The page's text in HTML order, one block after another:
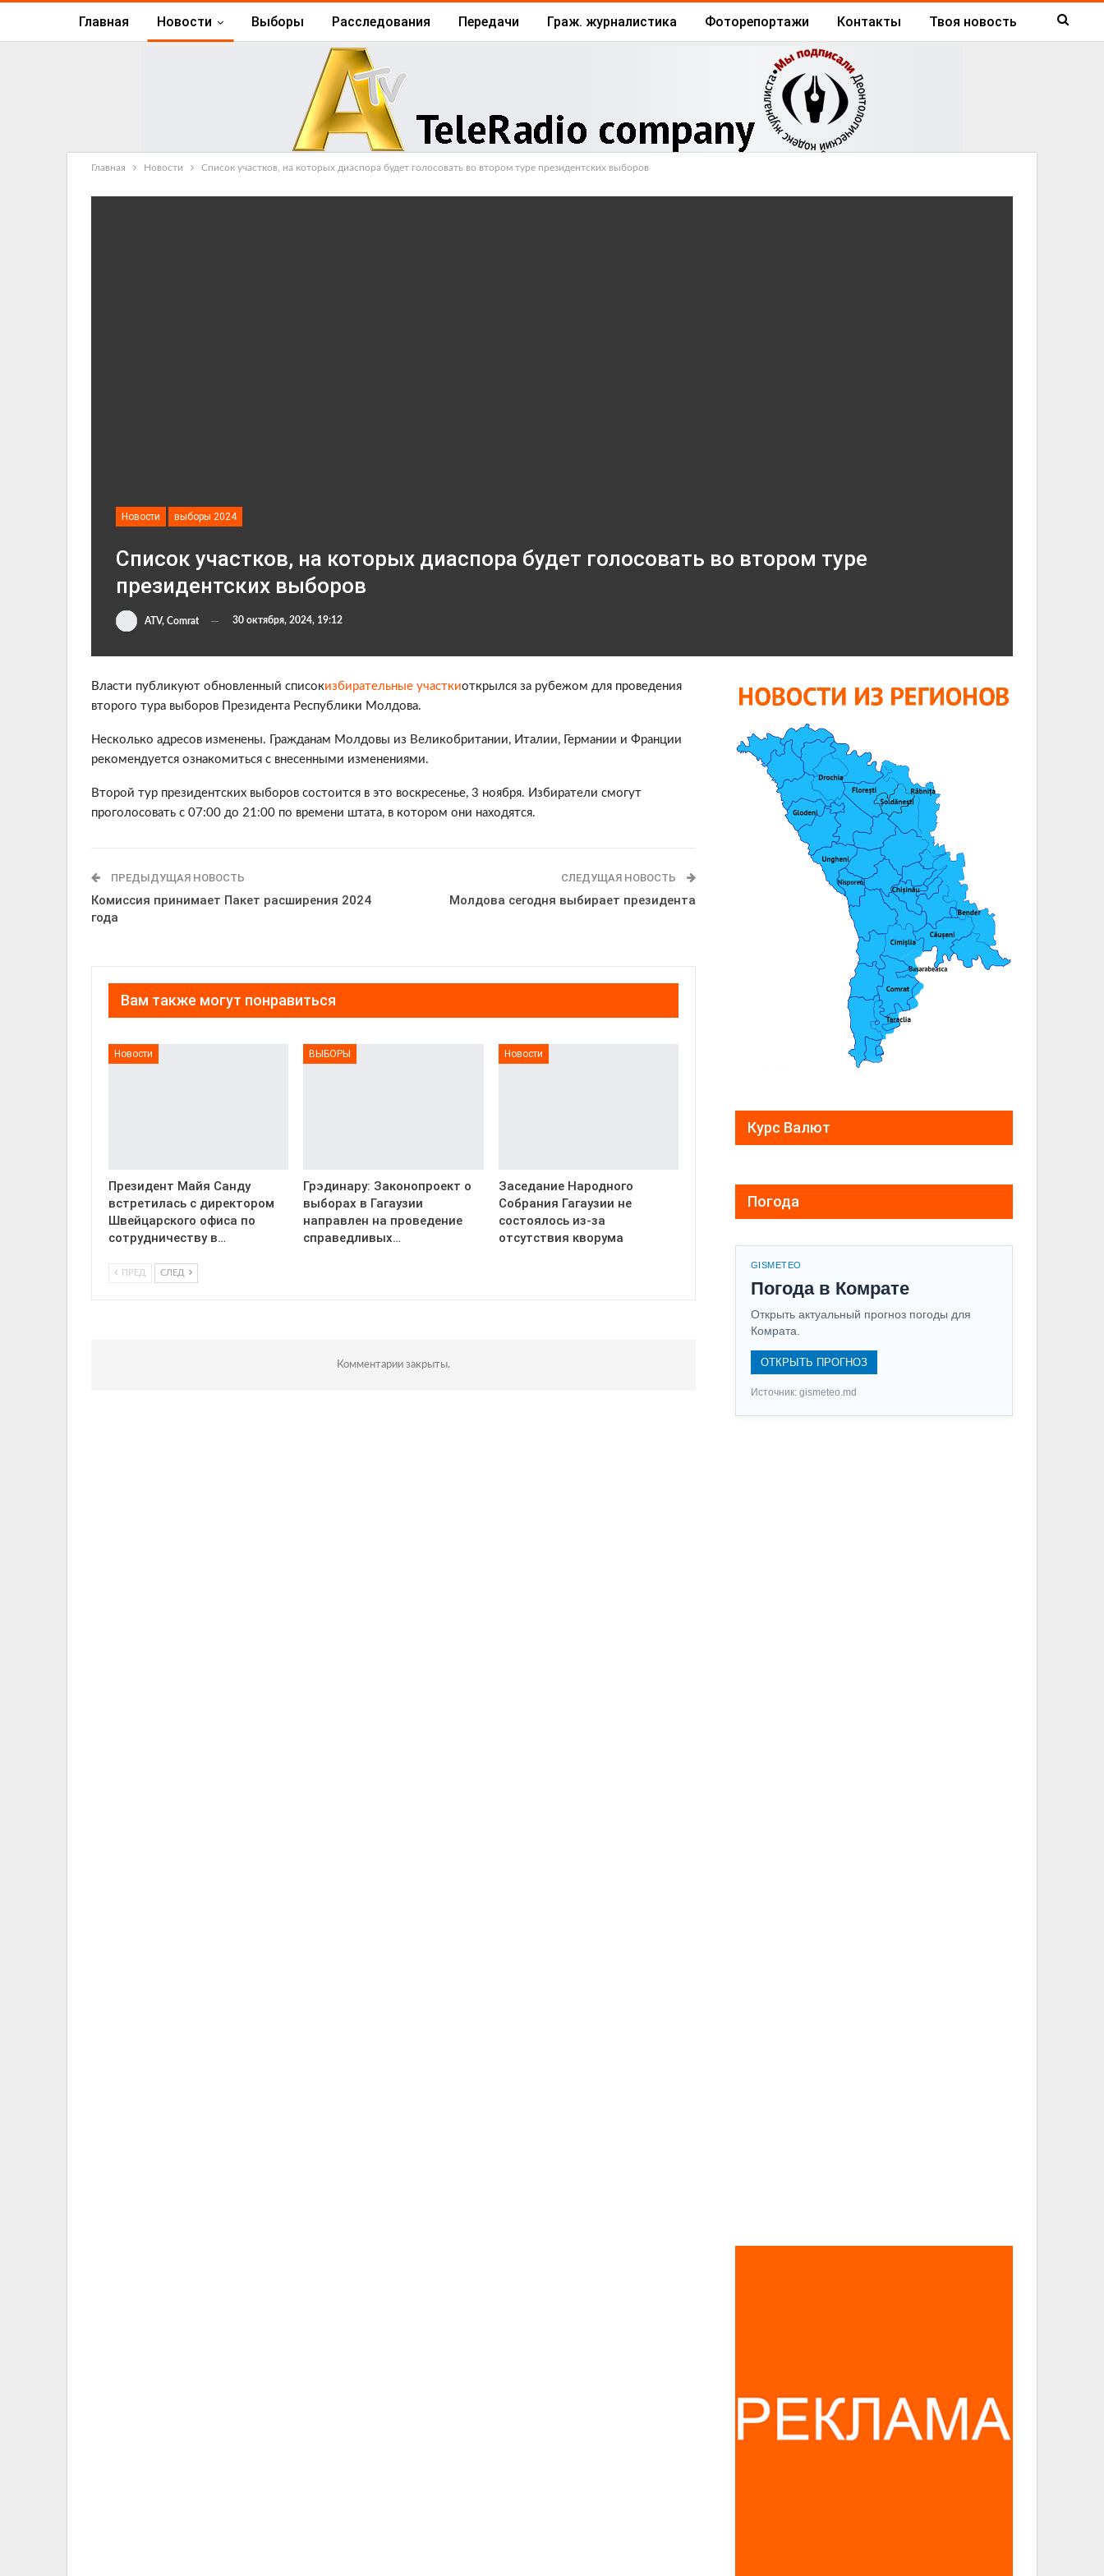
Главная Новости Выборы Расследования Передачи Граж. журналистика Фоторепортажи Контакты Твоя новость
Главная Новости Список участков, на которых диаспора будет голосовать во втором туре президентских выборов
Новости выборы 2024
Список участков, на которых диаспора будет голосовать во втором туре
президентских выборов
ATV, Comrat 30 октября, 2024, 19:12
Власти публикуют обновленный списокизбирательные участкиоткрылся за рубежом для проведения
второго тура выборов Президента Республики Молдова.
Несколько адресов изменены. Гражданам Молдовы из Великобритании, Италии, Германии и Франции
рекомендуется ознакомиться с внесенными изменениями.
Второй тур президентских выборов состоится в это воскресенье, 3 ноября. Избиратели смогут
проголосовать с 07:00 до 21:00 по времени штата, в котором они находятся.
ПРЕДЫДУЩАЯ НОВОСТЬ
Комиссия принимает Пакет расширения 2024
года
СЛЕДУЩАЯ НОВОСТЬ
Молдова сегодня выбирает президента
Вам также могут понравиться
Новости
Президент Майя Санду
встретилась с директором
Швейцарского офиса по
сотрудничеству в…
ВЫБОРЫ
Грэдинару: Законопроект о
выборах в Гагаузии
направлен на проведение
справедливых…
Новости
Заседание Народного
Собрания Гагаузии не
состоялось из-за
отсутствия кворума
ПРЕД СЛЕД
Комментарии закрыты.
Курс Валют
Погода
GISMETEO
Погода в Комрате
Открыть актуальный прогноз погоды для
Комрата.
ОТКРЫТЬ ПРОГНОЗ
Источник: gismeteo.md